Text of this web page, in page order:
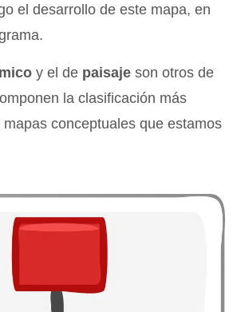
el desarrollo de este mapa, en
y el de paisaje son otros de
la clasificación más
conceptuales que estamos